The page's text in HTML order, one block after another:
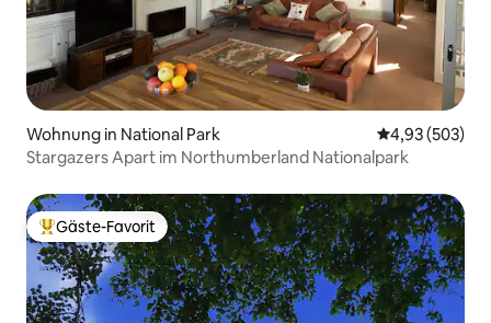
Wohnung in National Park
4,93 (503)
Stargazers Apart im Northumberland Nationalpark
Beliebter Gäste-Favorit.
Gäste-Favorit